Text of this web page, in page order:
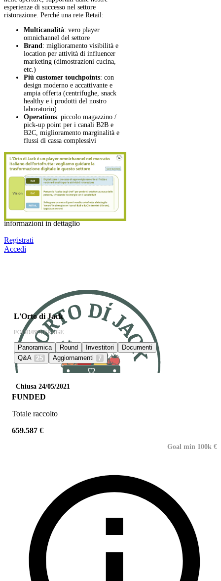
esperienze di successo nel settore
ristorazione. Perché una rete Retail:
Multicanalità: vero player
omnichannel del settore
Brand: miglioramento visibilità e
location per attività di influencer
marketing (dimostrazioni cucina,
etc.)
Più customer touchpoints: con
design moderno e accattivante e
ampia offerta (centrifughe, snack
healthy e i prodotti del nostro
laboratorio)
Operations: piccolo magazzino /
pick-up point per i canali B2B e
B2C, miglioramento marginalità e
flussi di cassa complessivi
Mostra di più
Vuoi scoprire di più su questo
progetto?
Registrati o accedi, se hai già un
account, per visualizzare tutte le
informazioni in dettaglio
Registrati
Accedi
L'Orto di Jack
FOOD/BEVERAGE
Panoramica Round Investitori
Documenti
Q&A
25 Aggiornamenti 7
Chiusa 24/05/2021
FUNDED
Totale raccolto
659.587 €
Goal min 100k €